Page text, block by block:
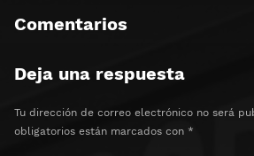
Comentarios
Deja una respuesta
Tu dirección de correo electrónico no será
obligatorios están marcados con *